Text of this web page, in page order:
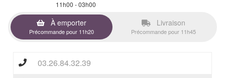
11h00 - 03h00
À emporter
Précommande pour 11h20
Livraison
Précommande pour 11h45
03.26.84.32.39